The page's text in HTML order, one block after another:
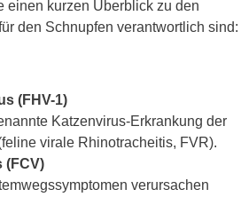
einen kurzen Überblick zu den
den Schnupfen verantwortlich sind:
(FHV-1)
Katzenvirus-Erkrankung der
virale Rhinotracheitis, FVR).
(FCV)
verursachen